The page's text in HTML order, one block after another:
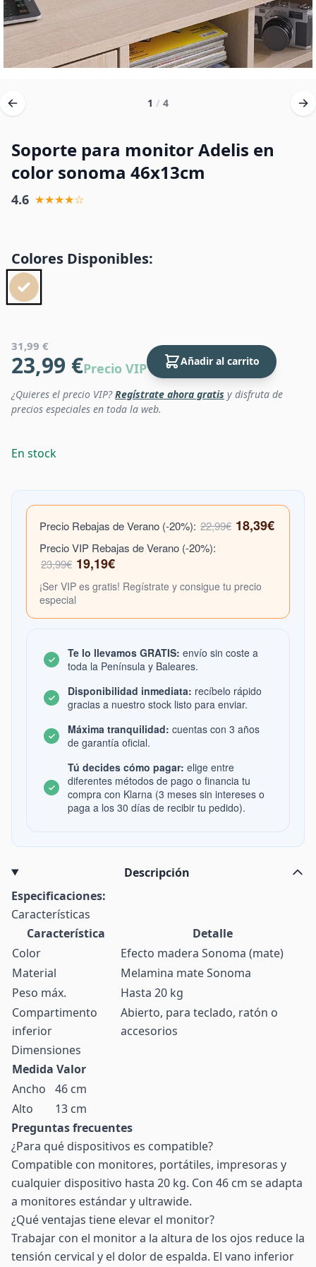
1 / 4
Soporte para monitor Adelis en
color sonoma 46x13cm
4.6 ★★★★☆
Colores Disponibles:
31,99 €
23,99 €Precio VIP Añadir al carrito
¿Quieres el precio VIP?Regístrate ahora gratis y disfruta de
precios especiales en toda la web.
En stock
Precio Rebajas de Verano (-20%): 22,99€ 18,39€
Precio VIP Rebajas de Verano (-20%):
23,99€ 19,19€
¡Ser VIP es gratis! Regístrate y consigue tu precio
especial
Te lo llevamos GRATIS: envío sin coste a
toda la Península y Baleares.
Disponibilidad inmediata: recíbelo rápido
gracias a nuestro stock listo para enviar.
Máxima tranquilidad: cuentas con 3 años
de garantía oficial.
Tú decides cómo pagar: elige entre
diferentes métodos de pago o financia tu
compra con Klarna (3 meses sin intereses o
paga a los 30 días de recibir tu pedido).
Descripción
Especificaciones:
Características
Característica
Detalle
Color
Efecto madera Sonoma (mate)
Material
Melamina mate Sonoma
Peso máx.
Hasta 20 kg
Compartimento
inferior
Abierto, para teclado, ratón o
accesorios
Dimensiones
Medida Valor
Ancho
46 cm
Alto
13 cm
Preguntas frecuentes
¿Para qué dispositivos es compatible?
Compatible con monitores, portátiles, impresoras y
cualquier dispositivo hasta 20 kg. Con 46 cm se adapta
a monitores estándar y ultrawide.
¿Qué ventajas tiene elevar el monitor?
Trabajar con el monitor a la altura de los ojos reduce la
tensión cervical y el dolor de espalda. El vano inferior